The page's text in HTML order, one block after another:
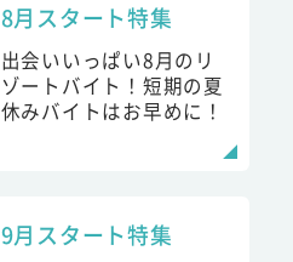
8月スタート特集
出会いいっぱい8月のリ
ゾートバイト！短期の夏
休みバイトはお早めに！
9月スタート特集